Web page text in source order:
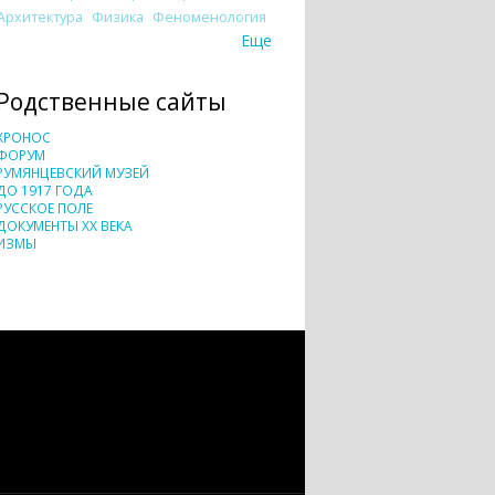
Физика Феноменология
Еще
сайты
МУЗЕЙ
1917 ГОДА
ПОЛЕ
XX ВЕКА